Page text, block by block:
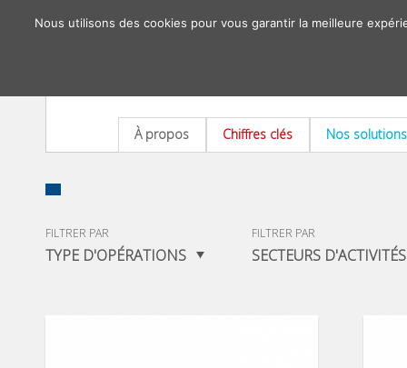
À propos Chiffres clés Nos solutions
FILTRER PAR
TYPE D'OPÉRATIONS
FILTRER PAR
SECTEURS D'ACTIVITÉS
Nous utilisons des cookies pour vous garantir la meilleure